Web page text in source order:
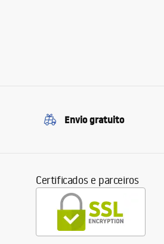
Envio gratuito
Certificados e parceiros